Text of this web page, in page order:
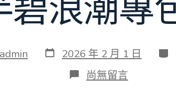
浪潮專
admin 發
表
2026 年 2 月 1 日 分
類
在
〈行
尚無留言